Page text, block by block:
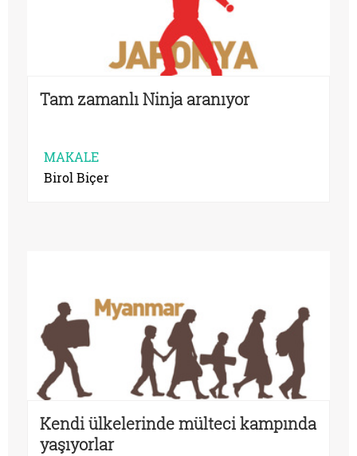
Tam zamanlı Ninja aranıyor
MAKALE
Birol Biçer
Kendi ülkelerinde mülteci kampında
yaşıyorlar